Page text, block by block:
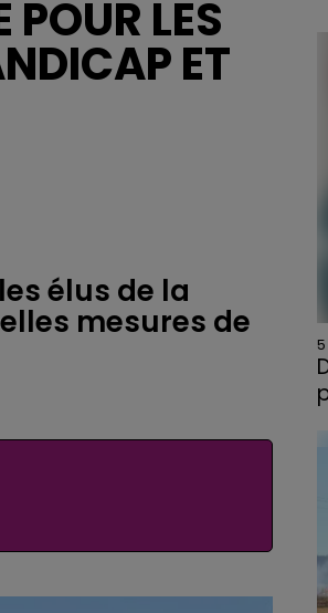
LES
ET
élus de la
mesures de